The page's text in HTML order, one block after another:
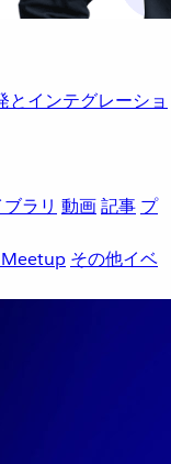
インテグレーショ
ラリ 動画記事 プ
その他イベ